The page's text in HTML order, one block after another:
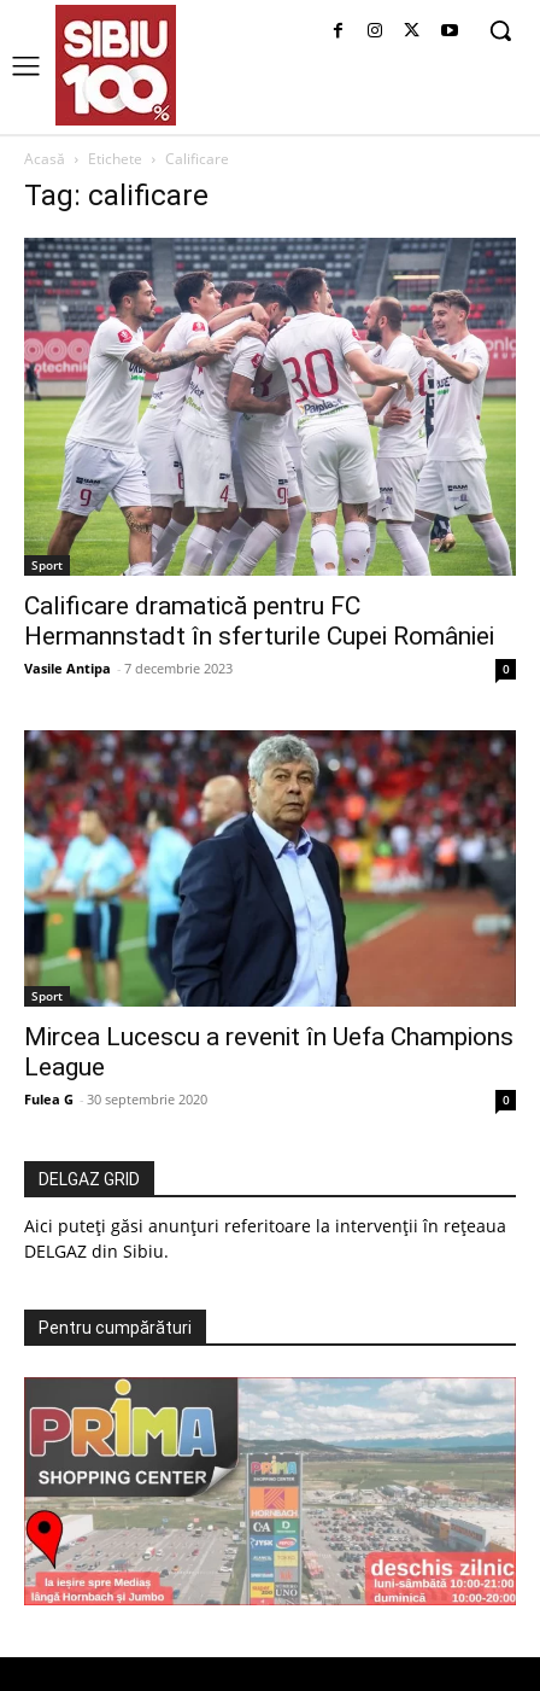
Acasă Etichete Calificare
Tag: calificare
Sport
Calificare dramatică pentru FC
Hermannstadt în sferturile Cupei României
Vasile Antipa - 7 decembrie 2023 0
Sport
Mircea Lucescu a revenit în Uefa Champions
League
Fulea G - 30 septembrie 2020 0
DELGAZ GRID
Aici puteți găsi anunțuri referitoare la intervenții în rețeaua
DELGAZ din Sibiu.
Pentru cumpărături